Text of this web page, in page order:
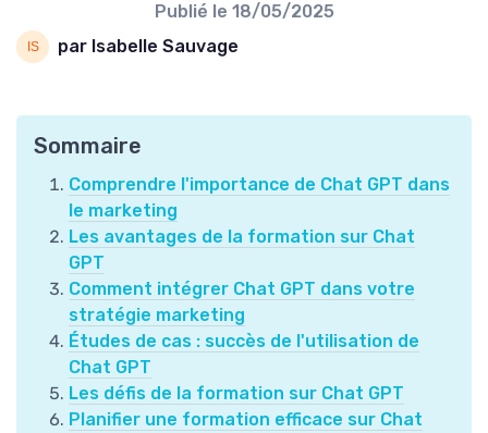
Publié le 18/05/2025
par Isabelle Sauvage
Sommaire
Comprendre l'importance de Chat GPT dans
le marketing
Les avantages de la formation sur Chat
GPT
Comment intégrer Chat GPT dans votre
stratégie marketing
Études de cas : succès de l'utilisation de
Chat GPT
Les défis de la formation sur Chat GPT
Planifier une formation efficace sur Chat